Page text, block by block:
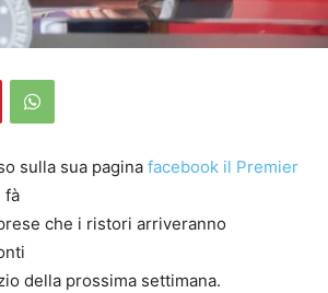
sulla sua pagina facebook il Premier
fà
che i ristori arriveranno
della prossima settimana.